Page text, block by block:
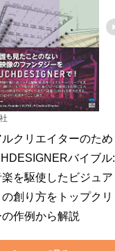
ルクリエイターのため
バイブル:
を駆使したビジュア
創り方をトップクリ
作例から解説